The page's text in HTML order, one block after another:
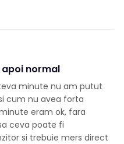
normal
minute nu am putut
cum nu avea forta
eram ok, fara
ceva poate fi
si trebuie mers direct